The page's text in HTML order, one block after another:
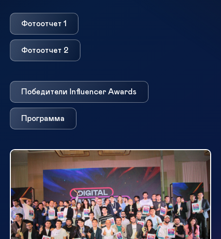
Фотоотчет 1
Фотоотчет 2
Победители Influencer Awards
Программа